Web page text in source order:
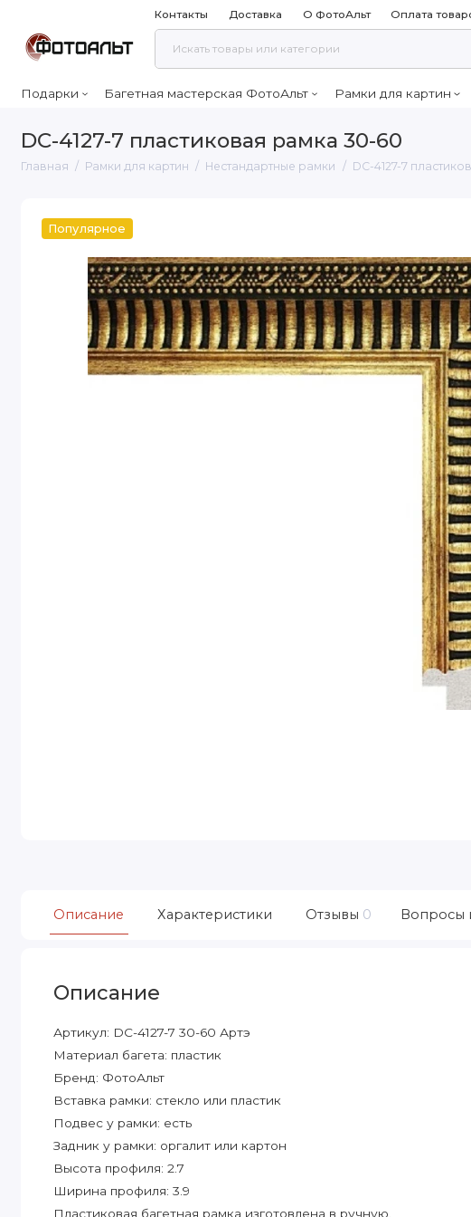
Контакты Доставка О ФотоАльт Оплата
Подарки Багетная мастерская ФотоАльт Рамки для картин
DC-4127-7 пластиковая рамка 30-60
Главная Рамки для картин Нестандартные рамки DC-4127-7
Популярное
Описание Характеристики Отзывы 0 Вопросы
Описание
Артикул: DC-4127-7 30-60 Артэ
Материал багета: пластик
Бренд: ФотоАльт
Вставка рамки: стекло или пластик
Подвес у рамки: есть
Задник у рамки: оргалит или картон
Высота профиля: 2.7
Ширина профиля: 3.9
Пластиковая багетная рамка изготовлена в ручную.